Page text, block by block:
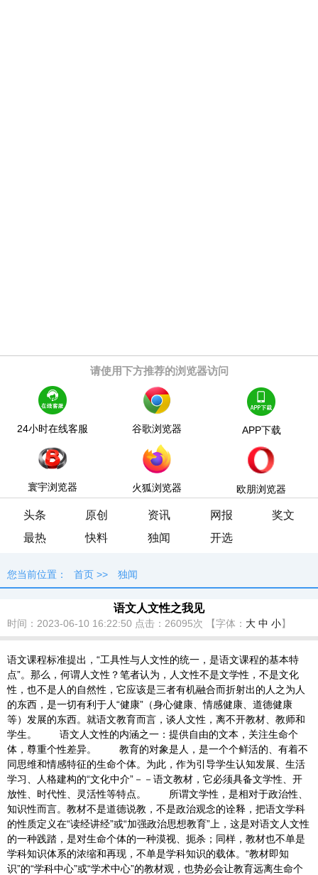
请使用下方推荐的浏览器访问
24小时在线客服 谷歌浏览器 APP下载
寰宇浏览器 火狐浏览器 欧朋浏览器
头条 原创 资讯 网报
奖文
最热
快料 独闻 开选
您当前位置： 首页 >> 独闻
语文人文性之我见
时间：2023-06-10 16:22:50 点击： 26095次 【字体： 大 中 小】
语文课程标准提出，“工具性与人文性的统一，是语文课程的基本特
点”。那么，何谓人文性？笔者认为，人文性不是文学性，不是文化
性，也不是人的自然性，它应该是三者有机融合而折射出的人之为人
的东西，是一切有利于人“健康”（身心健康、情感健康、道德健康
等）发展的东西。就语文教育而言，谈人文性，离不开教材、教师和
学生。 语文人文性的内涵之一：提供自由的文本，关注生命个
体，尊重个性差异。 教育的对象是人，是一个个鲜活的、有着不
同思维和情感特征的生命个体。为此，作为引导学生认知发展、生活
学习、人格建构的“文化中介”－－语文教材，它必须具备文学性、开
放性、时代性、灵活性等特点。 所谓文学性，是相对于政治性、
知识性而言。教材不是道德说教，不是政治观念的诠释，把语文学科
的性质定义在“读经讲经”或“加强政治思想教育”上，这是对语文人文性
的一种践踏，是对生命个体的一种漠视、扼杀；同样，教材也不单是
学科知识体系的浓缩和再现，不单是学科知识的载体。“教材即知
识”的“学科中心”或“学术中心”的教材观，也势必会让教育远离生命个